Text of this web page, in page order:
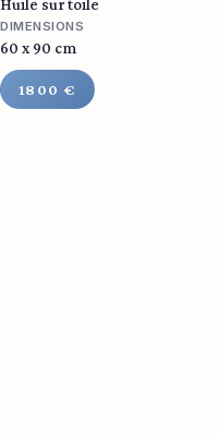
Huile sur toile
DIMENSIONS
60 x 90 cm
1800 €